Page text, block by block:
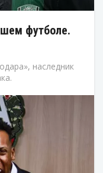
футболе.
наследник